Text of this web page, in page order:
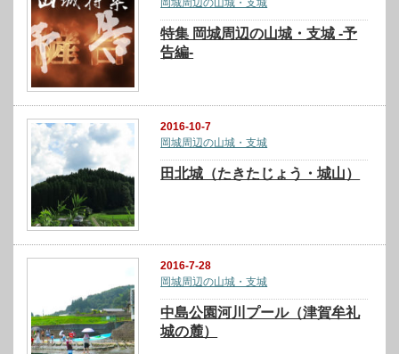
岡城周辺の山城・支城
特集 岡城周辺の山城・支城 -予
告編-
2016-10-7
岡城周辺の山城・支城
田北城（たきたじょう・城山）
2016-7-28
岡城周辺の山城・支城
中島公園河川プール（津賀牟礼
城の麓）